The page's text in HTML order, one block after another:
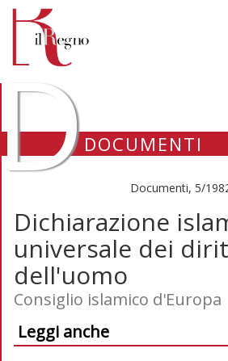
DOCUMENTI
Documenti, 5/
Dichiarazione
universale dei
dell'uomo
Consiglio islamico d'Europa
Leggi anche